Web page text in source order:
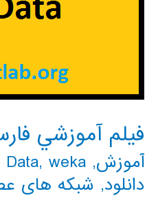
فيلم آموزشي
آموزش,
Data, weka
دانلود, شبکه های